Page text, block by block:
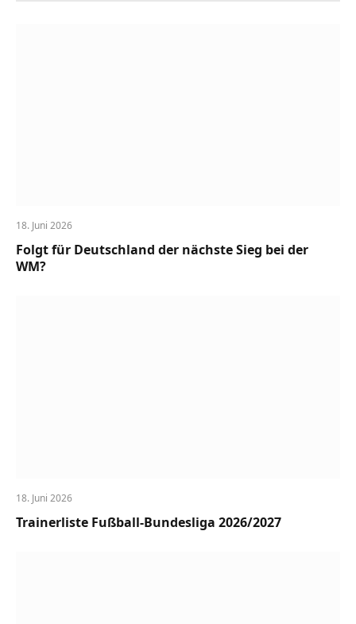
18. Juni 2026
Folgt für Deutschland der nächste Sieg bei der
WM?
18. Juni 2026
Trainerliste Fußball-Bundesliga 2026/2027